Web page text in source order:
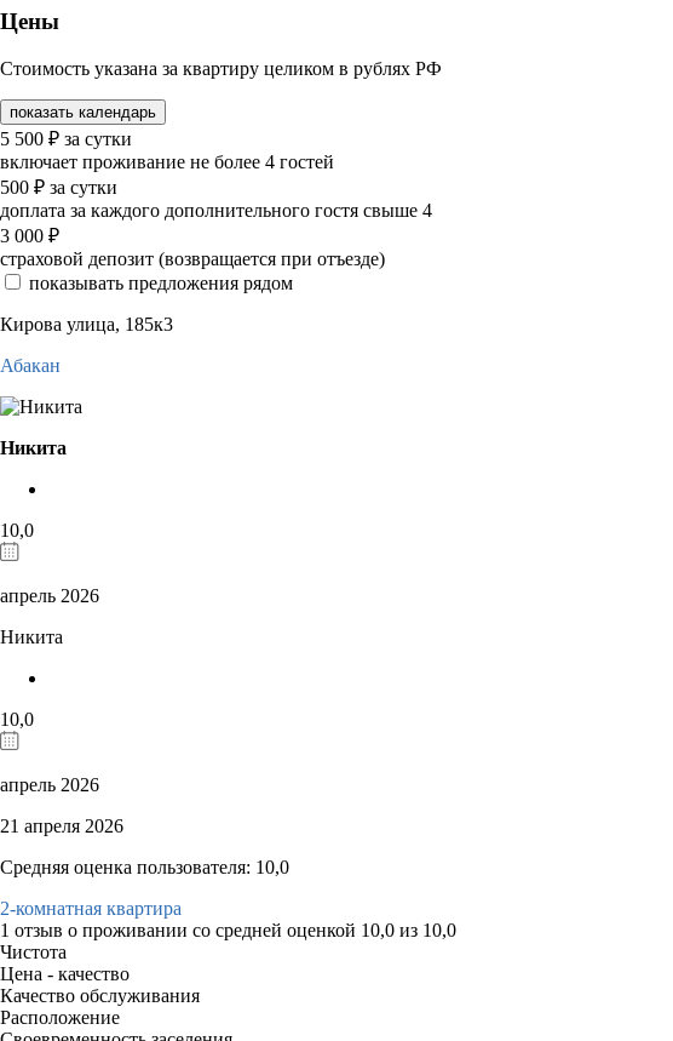
Цены
Стоимость указана за квартиру целиком в рублях РФ
показать календарь
5 500 ₽ за сутки
включает проживание не более 4 гостей
500 ₽ за сутки
доплата за каждого дополнительного гостя свыше 4
3 000 ₽
страховой депозит (возвращается при отъезде)
показывать предложения рядом
Кирова улица, 185к3
Абакан
Никита
10,0
апрель 2026
Никита
10,0
апрель 2026
21 апреля 2026
Средняя оценка пользователя: 10,0
2-комнатная квартира
1 отзыв о проживании со средней оценкой 10,0 из 10,0
Чистота
Цена - качество
Качество обслуживания
Расположение